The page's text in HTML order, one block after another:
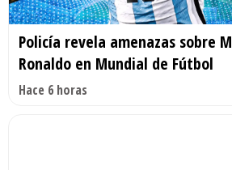
Policía revela amenazas sobre
Ronaldo en Mundial de Fútbol
Hace 6 horas